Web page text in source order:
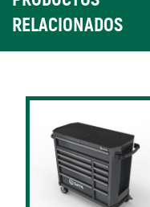
RELACIONADOS